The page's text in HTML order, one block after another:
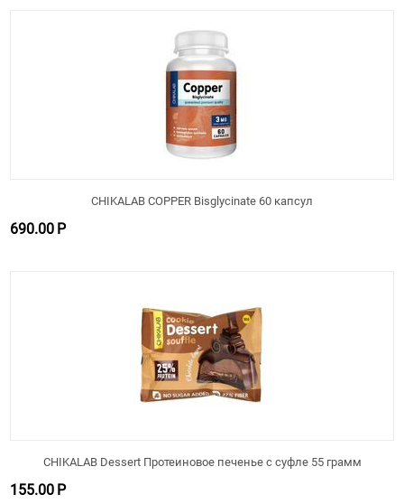
CHIKALAB COPPER Bisglycinate 60 капсул
690.00 Р
CHIKALAB Dessert Протеиновое печенье с суфле 55 грамм
155.00 Р